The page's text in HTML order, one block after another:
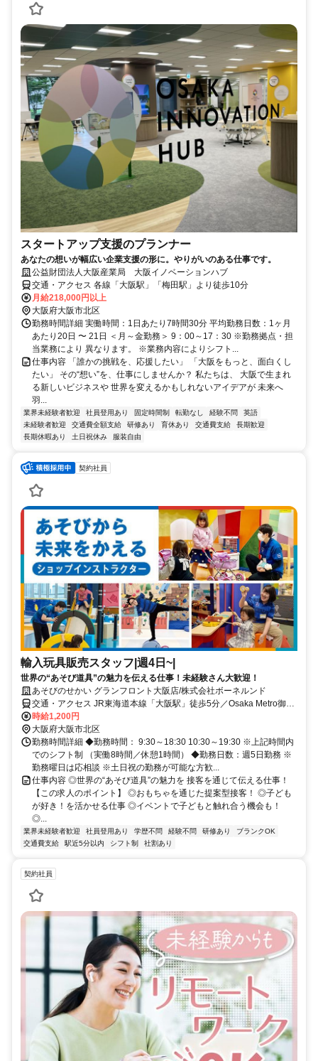
スタートアップ支援のプランナー
あなたの想いが幅広い企業支援の形に。やりがいのある仕事です。
公益財団法人大阪産業局 大阪イノベーションハブ
交通・アクセス 各線「大阪駅」「梅田駅」より徒歩10分
月給218,000円以上
大阪府大阪市北区
勤務時間詳細 実働時間：1日あたり7時間30分 平均勤務日数：1ヶ月
あたり20日 〜 21日 ＜月～金勤務＞ 9：00～17：30 ※勤務拠点・担
当業務により 異なります。 ※業務内容によりシフト...
仕事内容 「誰かの挑戦を、応援したい」 「大阪をもっと、面白くし
たい」 その“想い”を、仕事にしませんか？ 私たちは、 大阪で生まれ
る新しいビジネスや 世界を変えるかもしれないアイデアが 未来へ
羽...
業界未経験者歓迎 社員登用あり 固定時間制 転勤なし 経験不問
英語
未経験者歓迎
交通費全額支給 研修あり 育休あり 交通費支給
長期歓迎
長期休暇あり
土日祝休み 服装自由
契約社員
輸入玩具販売スタッフ|週4日~|
世界の“あそび道具”の魅力を伝える仕事！未経験さん大歓迎！
あそびのせかい グランフロント大阪店/株式会社ボーネルンド
交通・アクセス JR東海道本線「大阪駅」徒歩5分／Osaka Metro御堂
筋線「梅田駅」徒歩5分
時給1,200円
大阪府大阪市北区
勤務時間詳細 ◆勤務時間： 9:30～18:30 10:30～19:30 ※上記時間内
でのシフト制 （実働8時間／休憩1時間） ◆勤務日数：週5日勤務 ※
勤務曜日は応相談 ※土日祝の勤務が可能な方歓...
仕事内容 ◎世界の“あそび道具”の魅力を 接客を通じて伝える仕事！
【この求人のポイント】 ◎おもちゃを通じた提案型接客！ ◎子ども
が好き！を活かせる仕事 ◎イベントで子どもと触れ合う機会も！
◎...
業界未経験者歓迎 社員登用あり 学歴不問 経験不問 研修あり
ブランクOK
交通費支給
駅近5分以内 シフト制 社割あり
契約社員